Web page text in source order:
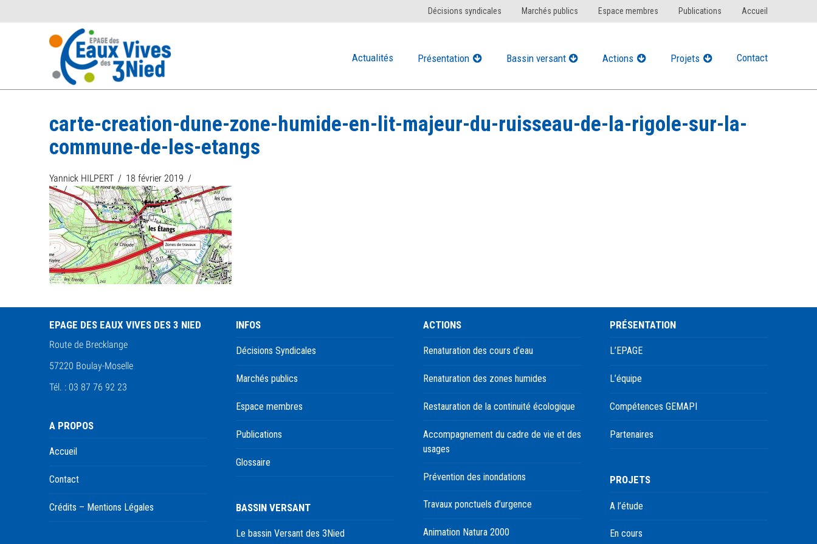
Décisions syndicales Marchés publics Espace membres Publications Accueil
Actualités Présentation Bassin versant Actions Projets Contact
carte-creation-dune-zone-humide-en-lit-majeur-du-ruisseau-de-la-rigole-sur-la-
commune-de-les-etangs
Yannick HILPERT 18 février 2019
EPAGE DES EAUX VIVES DES 3 NIED
Route de Brecklange
57220 Boulay-Moselle
Tél. : 03 87 76 92 23
A PROPOS
Accueil
Contact
Crédits – Mentions Légales
INFOS
Décisions Syndicales
Marchés publics
Espace membres
Publications
Glossaire
BASSIN VERSANT
Le bassin Versant des 3Nied
ACTIONS
Renaturation des cours d’eau
Renaturation des zones humides
Restauration de la continuité écologique
Accompagnement du cadre de vie et des
usages
Prévention des inondations
Travaux ponctuels d’urgence
Animation Natura 2000
PRÉSENTATION
L’EPAGE
L’équipe
Compétences GEMAPI
Partenaires
PROJETS
A l’étude
En cours